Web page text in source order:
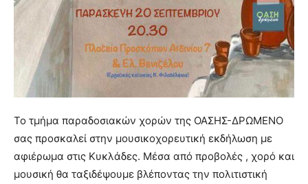
Το τμήμα παραδοσιακών χορών της ΟΑΣΗΣ-ΔΡΩΜΕΝΟ
σας προσκαλεί στην μουσικοχορευτική εκδήλωση με
αφιέρωμα στις Κυκλάδες. Μέσα από προβολές , χορό και
μουσική θα ταξιδέψουμε βλέποντας την πολιτιστική